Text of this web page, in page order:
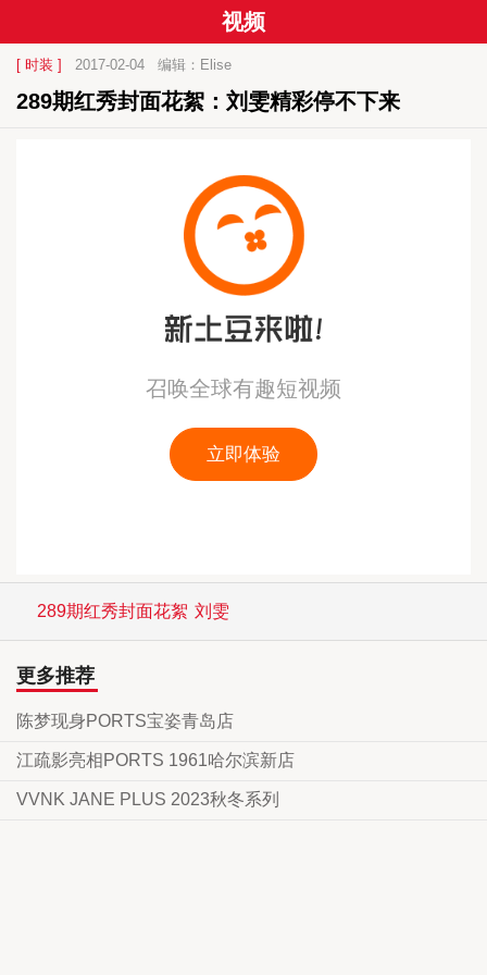
视频
[ 时装 ] 2017-02-04 编辑：Elise
289期红秀封面花絮：刘雯精彩停不下来
289期红秀封面花絮 刘雯
更多推荐
陈梦现身PORTS宝姿青岛店
江疏影亮相PORTS 1961哈尔滨新店
VVNK JANE PLUS 2023秋冬系列